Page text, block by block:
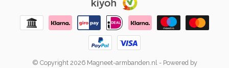
© Copyright 2026 Magneet-armbanden.nl- Powered by